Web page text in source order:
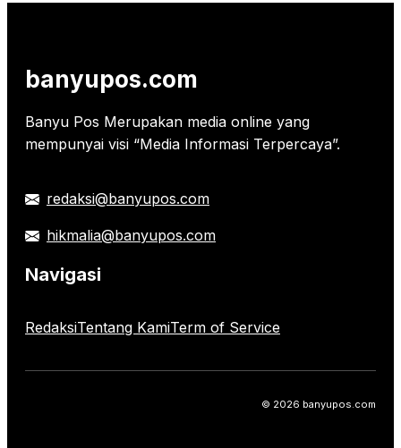
banyupos.com
Banyu Pos Merupakan media online yang
mempunyai visi “Media Informasi Terpercaya”.
redaksi@banyupos.com
hikmalia@banyupos.com
Navigasi
RedaksiTentang KamiTerm of Service
© 2026 banyupos.com